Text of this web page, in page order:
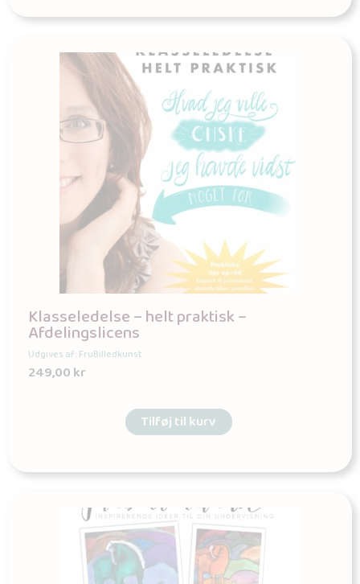
Klasseledelse – helt praktisk –
Afdelingslicens
Udgives af: FruBilledkunst
249,00kr
Tilføj til kurv